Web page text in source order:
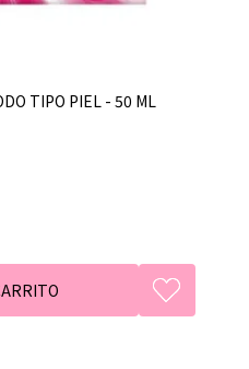
TIPO PIEL - 50 ML